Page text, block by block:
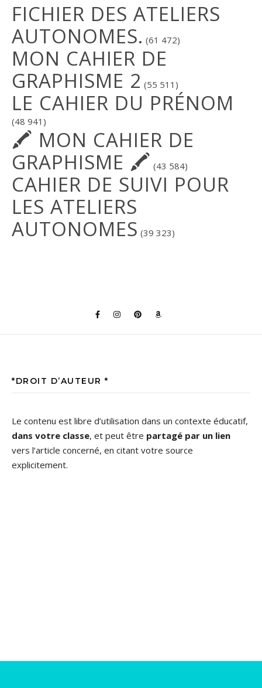
FICHIER DES ATELIERS
AUTONOMES. (61 472)
MON CAHIER DE
GRAPHISME 2 (55 511)
LE CAHIER DU PRÉNOM
(48 941)
🖍 MON CAHIER DE
GRAPHISME 🖍 (43 584)
CAHIER DE SUIVI POUR
LES ATELIERS
AUTONOMES (39 323)
*DROIT D’AUTEUR *
Le contenu est libre d’utilisation dans un contexte éducatif,
dans votre classe, et peut être partagé par un lien
vers l’article concerné, en citant votre source
explicitement.